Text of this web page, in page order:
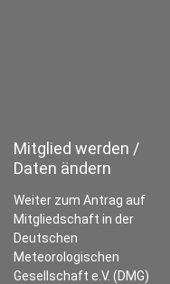
Mitglied werden /
Daten ändern
Weiter zum Antrag auf
Mitgliedschaft in der
Deutschen
Meteorologischen
Gesellschaft e.V. (DMG)